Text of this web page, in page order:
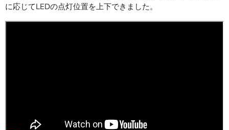
に応じてLEDの点灯位置を上下できました。